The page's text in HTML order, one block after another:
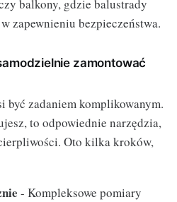
balkony, gdzie balustrady
zapewnieniu bezpieczeństwa.
zamontować
być zadaniem komplikowanym.
to odpowiednie narzędzia,
Oto kilka kroków,
- Kompleksowe pomiary